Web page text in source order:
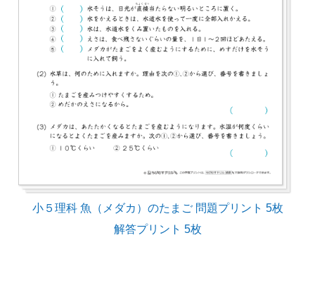
小５理科 魚（メダカ）のたまご 問題プリント 5枚
解答プリント 5枚